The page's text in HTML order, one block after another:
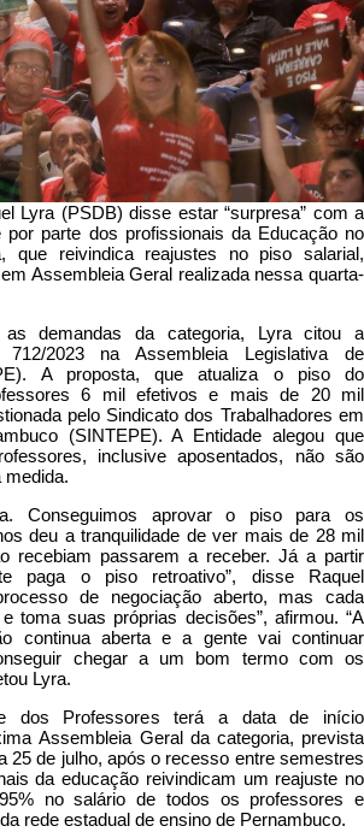
Lyra (PSDB) disse estar “surpresa” com a
por parte dos profissionais da Educação no
que reivindica reajustes no piso salarial,
Assembleia Geral realizada nessa quarta-
as demandas da categoria, Lyra citou a
2023 na Assembleia Legislativa de
A proposta, que atualiza o piso do
6 mil efetivos e mais de 20 mil
pelo Sindicato dos Trabalhadores em
(SINTEPE). A Entidade alegou que
inclusive aposentados, não são
medida.
Conseguimos aprovar o piso para os
deu a tranquilidade de ver mais de 28 mil
recebiam passarem a receber. Já a partir
paga o piso retroativo”, disse Raquel
de negociação aberto, mas cada
toma suas próprias decisões”, afirmou. “A
continua aberta e a gente vai continuar
chegar a um bom termo com os
Lyra.
dos Professores terá a data de início
Assembleia Geral da categoria, prevista
25 de julho, após o recesso entre semestres
da educação reivindicam um reajuste no
no salário de todos os professores e
rede estadual de ensino de Pernambuco.